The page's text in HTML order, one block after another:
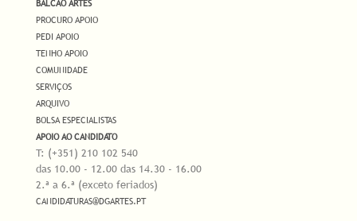
BALCÃO ARTES
PROCURO APOIO
PEDI APOIO
TENHO APOIO
COMUNIDADE
SERVIÇOS
ARQUIVO
BOLSA ESPECIALISTAS
APOIO AO CANDIDATO
T: (+351) 210 102 540
das 10.00 - 12.00 das 14.30 - 16.00
2.ª a 6.ª (exceto feriados)
CANDIDATURAS@DGARTES.PT